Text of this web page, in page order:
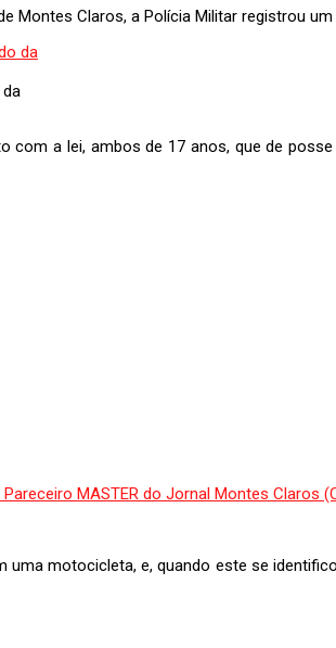
Montes Claros, a Polícia Militar registrou
a lei, ambos de 17 anos, que de
motocicleta, e, quando este se